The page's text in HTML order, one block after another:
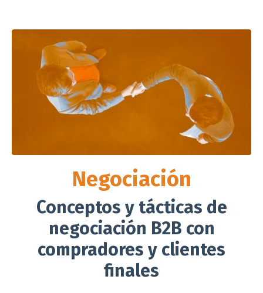
Negociación
Conceptos y tácticas de
negociación B2B con
compradores y clientes
finales